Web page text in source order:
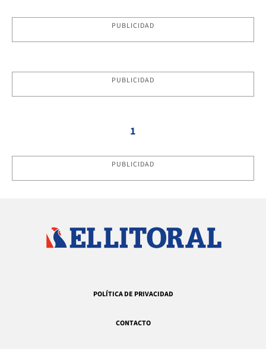
PUBLICIDAD
PUBLICIDAD
1
PUBLICIDAD
POLÍTICA DE PRIVACIDAD
CONTACTO